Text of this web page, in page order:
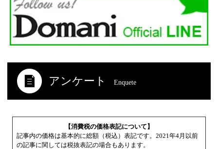
アンケート Enquete
【消費税の価格表記について】
記事内の価格は基本的に総額（税込）表記です。2021年4月以前
の記事に関しては税抜表記の場合もあります。